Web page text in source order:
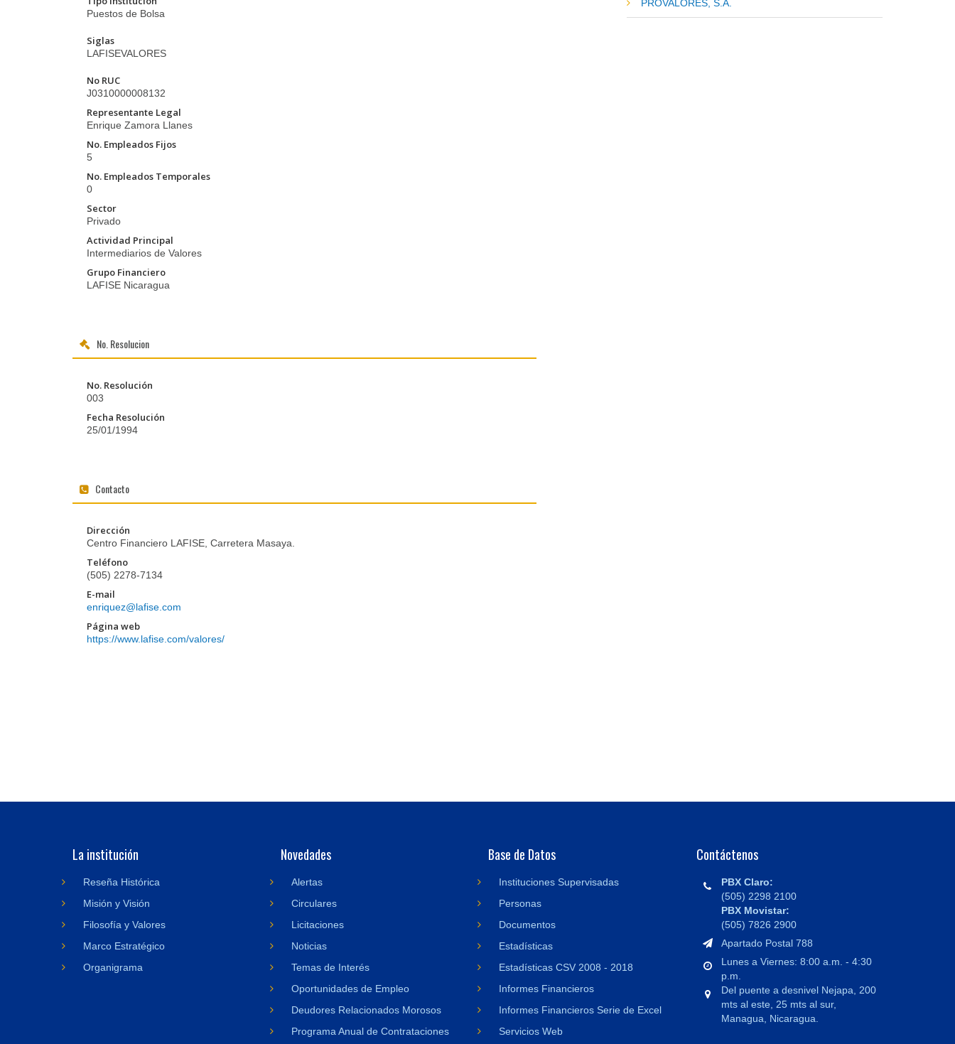
Puestos de Bolsa
Siglas
LAFISEVALORES
No RUC
J0310000008132
Representante Legal
Enrique Zamora Llanes
No. Empleados Fijos
5
No. Empleados Temporales
0
Sector
Privado
Actividad Principal
Intermediarios de Valores
Grupo Financiero
LAFISE Nicaragua
No. Resolucion
No. Resolución
003
Fecha Resolución
25/01/1994
Contacto
Dirección
Centro Financiero LAFISE, Carretera Masaya.
Teléfono
(505) 2278-7134
E-mail
enriquez@lafise.com
Página web
https://www.lafise.com/valores/
PROVALORES, S.A.
La institución
Reseña Histórica
Misión y Visión
Filosofía y Valores
Marco Estratégico
Organigrama
Novedades
Alertas
Circulares
Licitaciones
Noticias
Temas de Interés
Oportunidades de Empleo
Deudores Relacionados Morosos
Programa Anual de Contrataciones
Base de Datos
Instituciones Supervisadas
Personas
Documentos
Estadísticas
Estadísticas CSV 2008 - 2018
Informes Financieros
Informes Financieros Serie de Excel
Servicios Web
Contáctenos
PBX Claro:
(505) 2298 2100
PBX Movistar:
(505) 7826 2900
Apartado Postal 788
Lunes a Viernes: 8:00 a.m. - 4:30
p.m.
Del puente a desnivel Nejapa, 200
mts al este, 25 mts al sur,
Managua, Nicaragua.